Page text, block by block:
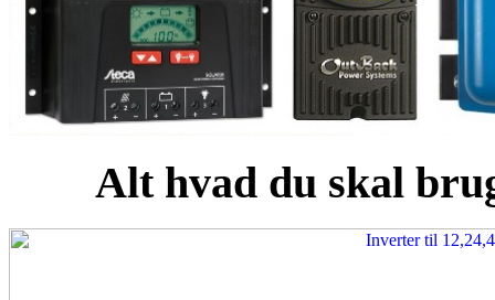
Alt hvad du skal